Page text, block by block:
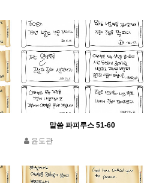
말씀 파피루스 51-60
윤도관